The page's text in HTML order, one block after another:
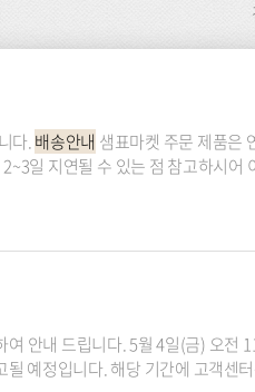
다.배송안내
일 지연될 수 있는 점 참고하시어
(금) 오전 11시 이전 결제
예정입니다. 해당 기간에 고객센